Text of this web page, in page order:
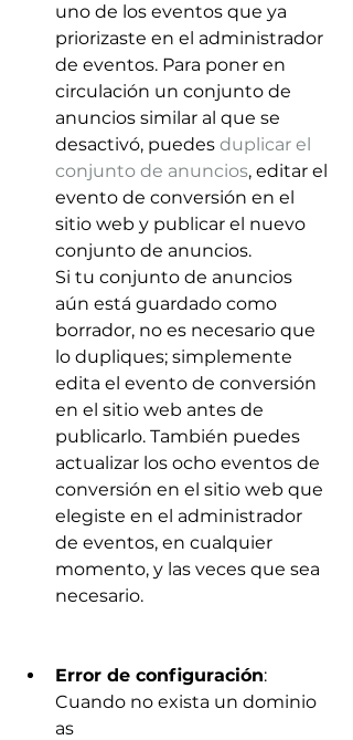
uno de los eventos que ya
priorizaste en el administrador
de eventos. Para poner en
circulación un conjunto de
anuncios similar al que se
desactivó, puedes duplicar el
conjunto de anuncios, editar el
evento de conversión en el
sitio web y publicar el nuevo
conjunto de anuncios.
Si tu conjunto de anuncios
aún está guardado como
borrador, no es necesario que
lo dupliques; simplemente
edita el evento de conversión
en el sitio web antes de
publicarlo. También puedes
actualizar los ocho eventos de
conversión en el sitio web que
elegiste en el administrador
de eventos, en cualquier
momento, y las veces que sea
necesario.
Error de configuración:
Cuando no exista un dominio
as